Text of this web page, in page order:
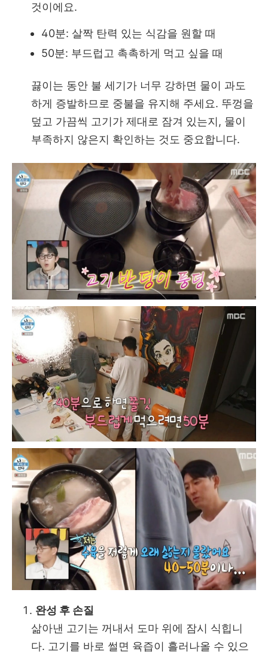
것이에요.
40분: 살짝 탄력 있는 식감을 원할 때
50분: 부드럽고 촉촉하게 먹고 싶을 때
끓이는 동안 불 세기가 너무 강하면 물이 과도
하게 증발하므로 중불을 유지해 주세요. 뚜껑을
덮고 가끔씩 고기가 제대로 잠겨 있는지, 물이
부족하지 않은지 확인하는 것도 중요합니다.
완성 후 손질
삶아낸 고기는 꺼내서 도마 위에 잠시 식힙니
다. 고기를 바로 썰면 육즙이 흘러나올 수 있으